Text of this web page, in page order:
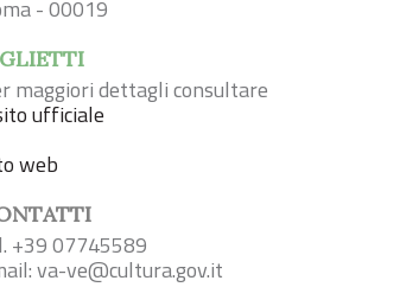
- 00019
maggiori dettagli consultare
ufficiale
web
+39 07745589
va-ve@cultura.gov.it